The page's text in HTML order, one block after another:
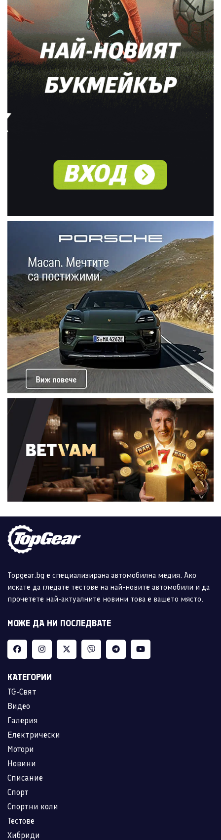
Topgear.bg е специализирана автомобилна медия. Ако
искате да гледате тестове на най-новите автомобили и да
прочетете най-актуалните новини това е вашето място.
МОЖЕ ДА НИ ПОСЛЕДВАТЕ
КАТЕГОРИИ
TG-Свят
Видео
Галерия
Електрически
Мотори
Новини
Списание
Спорт
Спортни коли
Тестове
Хибриди